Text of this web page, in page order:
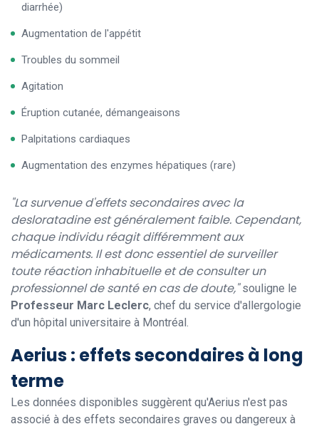
diarrhée)
Augmentation de l'appétit
Troubles du sommeil
Agitation
Éruption cutanée, démangeaisons
Palpitations cardiaques
Augmentation des enzymes hépatiques (rare)
"La survenue d'effets secondaires avec la
desloratadine est généralement faible. Cependant,
chaque individu réagit différemment aux
médicaments. Il est donc essentiel de surveiller
toute réaction inhabituelle et de consulter un
professionnel de santé en cas de doute,"souligne le
Professeur Marc Leclerc, chef du service d'allergologie
d'un hôpital universitaire à Montréal.
Aerius : effets secondaires à long
terme
Les données disponibles suggèrent qu'Aerius n'est pas
associé à des effets secondaires graves ou dangereux à